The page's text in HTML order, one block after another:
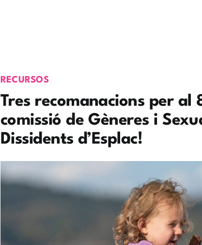
RECURSOS
Tres recomanacions per al
comissió de Gèneres i
Dissidents d’Esplac!